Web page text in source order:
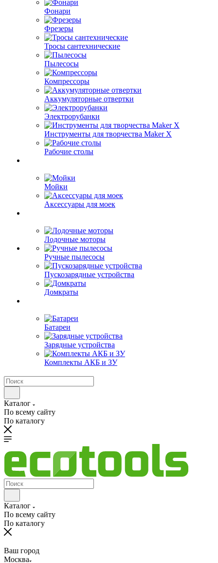
Фонари
Фрезеры
Тросы сантехнические
Пылесосы
Компрессоры
Аккумуляторные отвертки
Электрорубанки
Инструменты для творчества Maker X
Рабочие столы
Мойки
Аксессуары для моек
Лодочные моторы
Ручные пылесосы
Пускозарядные устройства
Домкраты
Батареи
Зарядные устройства
Комплекты АКБ и ЗУ
Каталог
По всему сайту
По каталогу
Каталог
По всему сайту
По каталогу
Ваш город
Москва